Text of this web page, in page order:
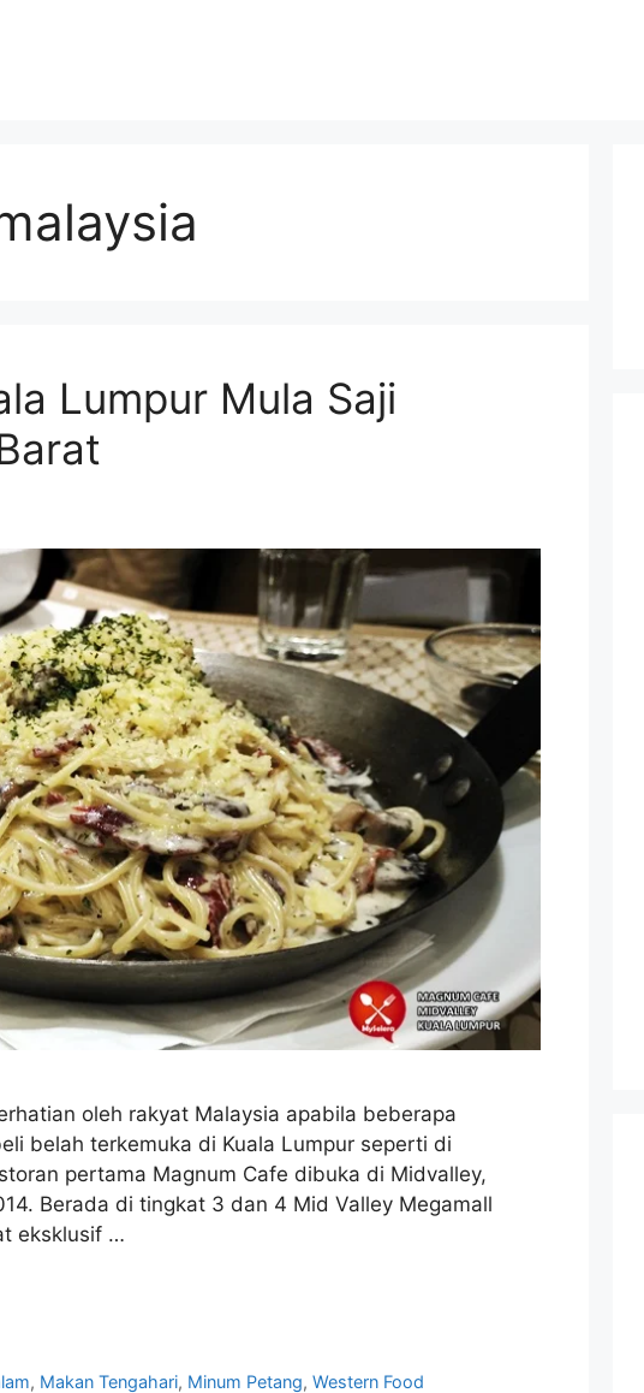
Lumpur Mula Saji
oleh rakyat Malaysia apabila beberapa
belah terkemuka di Kuala Lumpur seperti di
pertama Magnum Cafe dibuka di Midvalley,
Berada di tingkat 3 dan 4 Mid Valley Megamall
eksklusif …
, Makan Tengahari, Minum Petang,Western Food